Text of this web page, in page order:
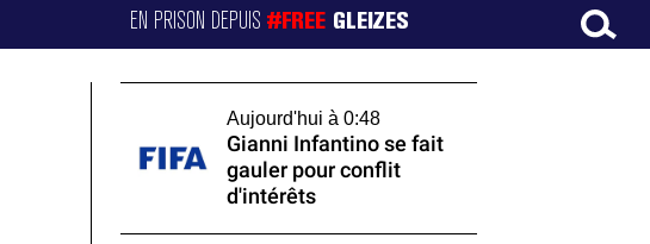
EN PRISON DEPUIS#FREE GLEIZES
Aujourd'hui à 0:48
Gianni Infantino se fait
gauler pour conflit
d'intérêts